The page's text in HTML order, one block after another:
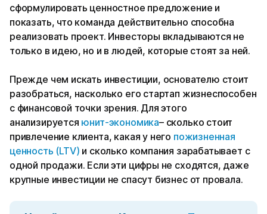
сформулировать ценностное предложение и
показать, что команда действительно способна
реализовать проект. Инвесторы вкладываются не
только в идею, но и в людей, которые стоят за ней.
Прежде чем искать инвестиции, основателю стоит
разобраться, насколько его стартап жизнеспособен
с финансовой точки зрения. Для этого
анализируется юнит-экономика– сколько стоит
привлечение клиента, какая у него пожизненная
ценность (LTV) и сколько компания зарабатывает с
одной продажи. Если эти цифры не сходятся, даже
крупные инвестиции не спасут бизнес от провала.